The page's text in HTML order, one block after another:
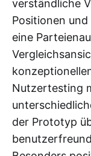
verständliche
Positionen
eine
Nutzertesting
der Prototyp